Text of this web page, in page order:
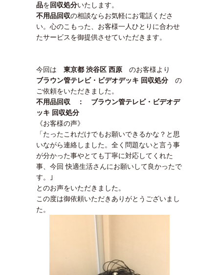
品を回収処分いたします。
不用品回収の相談ならお気軽にお電話くださ
い。心のこもった、お客様一人ひとりに合わせ
たサービスを御提供させていただきます。
今回は 東京都 渋谷区 西原 のお客様より
ブラウン管テレビ・ビデオデッキ 回収処分 の
ご依頼をいただきました。
不用品回収 ： ブラウン管テレビ・ビデオデ
ッキ 回収処分
《お客様の声》
「たったこれだけでもお願いできるかな？と思
いながら連絡しました。全く問題ないと言う事
が分かった事やとても丁寧に対応してくれた
事、今回 快適生活さんにお願いして良かったで
す。｣
とのお声をいただきました。
この度は御依頼いただきありがとうございまし
た。